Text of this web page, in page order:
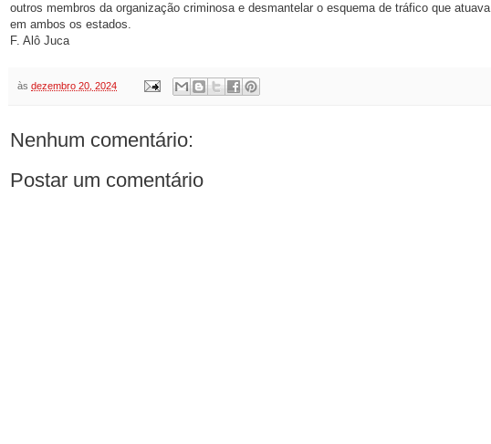
outros membros da organização criminosa e desmantelar o esquema de tráfico que atuava
em ambos os estados.
F. Alô Juca
às dezembro 20, 2024
Nenhum comentário:
Postar um comentário